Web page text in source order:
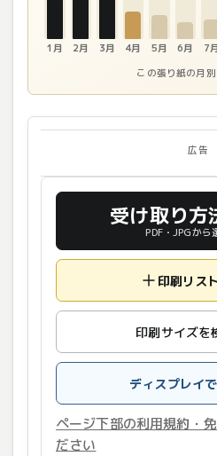
1月 2月 3月 4月 5月 6月 7月
この張り紙の月
広告
受け取り方
PDF・JPGから
印刷リス
印刷サイズを
ディスプレイ
ページ下部の利用規約・
ださい